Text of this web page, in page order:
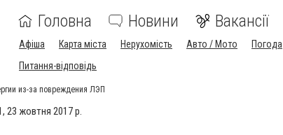
Головна Новини Вакансії
Афіша Карта міста Нерухомість Авто / Мото Погода
Питання-відповідь
из-за повреждения ЛЭП
23 жовтня 2017 р.